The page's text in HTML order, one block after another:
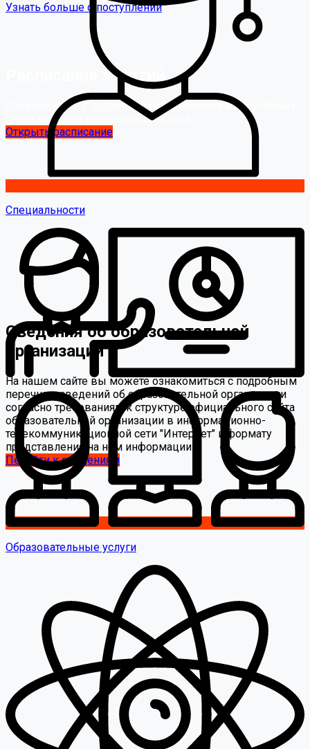
Узнать больше о поступлении
Расписание занятий
Ознакомиться с подробным расписанием всех учебных
групп можно в разделе расписания
Открыть расписание
Сведения об образовательной
организации
На нашем сайте вы можете ознакомиться с подробным
перечнем сведений об образовательной организации
согласно требованиям к структуре официального сайта
образовательной организации в информационно-
телекоммуникационной сети "Интернет" и формату
представления на нем информации
Перейти к сведениям
Специальности
Образовательные услуги